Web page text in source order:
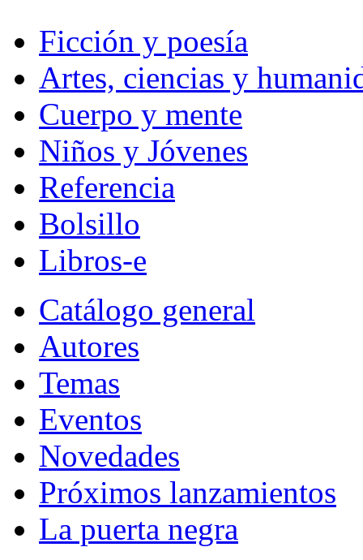
Ficción y poesía
Artes, ciencias y
Cuerpo y mente
Niños y Jóvenes
Referencia
Bolsillo
Libros-e
Catálogo general
Autores
Temas
Eventos
Novedades
Próximos lanzamientos
La puerta negra